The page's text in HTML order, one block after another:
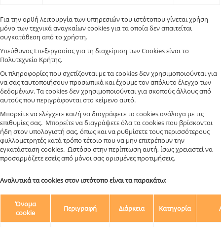
Για την ορθή λειτουργία των υπηρεσιών του ιστότοπου γίνεται χρήση
μόνο των τεχνικά αναγκαίων cookies για τα οποία δεν απαιτείται
συγκατάθεση από το χρήστη.
Υπεύθυνος Επεξεργασίας για τη διαχείριση των Cookies είναι το
Πολυτεχνείο Κρήτης.
Οι πληροφορίες που σχετίζονται με τα cookies δεν χρησιμοποιούνται για
να σας ταυτοποιήσουν προσωπικά και έχουμε τον απόλυτο έλεγχο των
δεδομένων. Τα cookies δεν χρησιμοποιούνται για σκοπούς άλλους από
αυτούς που περιγράφονται στο κείμενο αυτό.
Μπορείτε να ελέγχετε και/ή να διαγράφετε τα cookies ανάλογα με τις
επιθυμίες σας. Μπορείτε να διαγράψετε όλα τα cookies που βρίσκονται
ήδη στον υπολογιστή σας, όπως και να ρυθμίσετε τους περισσότερους
φυλλομετρητές κατά τρόπο τέτοιο που να μην επιτρέπουν την
εγκατάσταση cookies. Ωστόσο στην περίπτωση αυτή, ίσως χρειαστεί να
προσαρμόζετε εσείς από μόνοι σας ορισμένες προτιμήσεις.
Αναλυτικά τα cookies στον ιστότοπο είναι τα παρακάτω:
Όνομα
cookie
Περιγραφή Διάρκεια Κατηγορία